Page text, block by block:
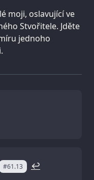
moji, oslavující ve
Stvořitele. Jděte
jednoho
#61.13 ↩